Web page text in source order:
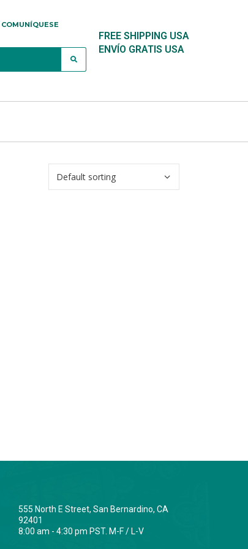
FREE SHIPPING USA
ENVÍO GRATIS USA
555 North E Street, San Bernardino, CA
92401
8:00 am - 4:30 pm PST. M-F / L-V